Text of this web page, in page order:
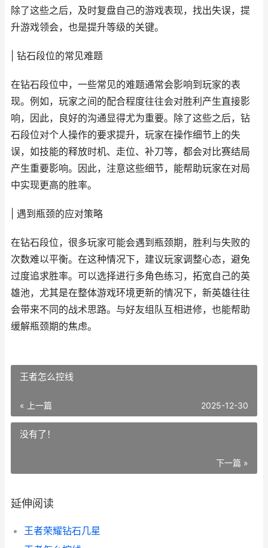
除了这些之后，及时复盘自己的游戏表现，找出失误，提
升游戏领会，也是提升等级的关键。
| 钻石段位的常见难题
在钻石段位中，一些常见的难题通常会影响到玩家的表
现。例如，玩家之间的配合程度往往会对胜利产生直接影
响，因此，良好的沟通显得尤为重要。除了这些之后，钻
石段位对个人操作的要求提升，玩家在操作细节上的失
误，如技能的释放时机、走位、补刀等，都会对比赛结局
产生重要影响。因此，注意这些细节，能帮助玩家在对局
中实现更高的胜率。
| 遇到瓶颈的应对策略
在钻石段位，很多玩家可能会遇到瓶颈期，胜利与失败的
次数难以平衡。在这种情况下，建议玩家调整心态，避免
过度追求胜率。可以选择进行多角色练习，拓宽自己的英
雄池，尤其是在整体游戏环境更新的情况下，新英雄往往
会带来不同的战术思路。与好友组队互相进修，也能帮助
缓解瓶颈期的焦虑。
王者怎么控线
« 上一篇 2025-12-30
没有了！
下一篇 »
延伸阅读
王者荣耀钻石几星